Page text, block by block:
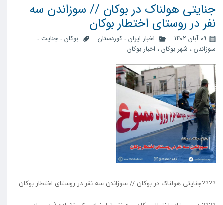
جنایتی هولناک در بوکان // سوزاندن سه
نفر در روستای اختطار بوکان
۰۹ آبان ۱۴۰۲ اخبار ایران ، کوردستان بوکان ، جنایت ،
سوزاندن ، شهر بوکان ، اخبار بوکان
????جنایتی هولناک در بوکان // سوزاندن سه نفر در روستای اختطار بوکان